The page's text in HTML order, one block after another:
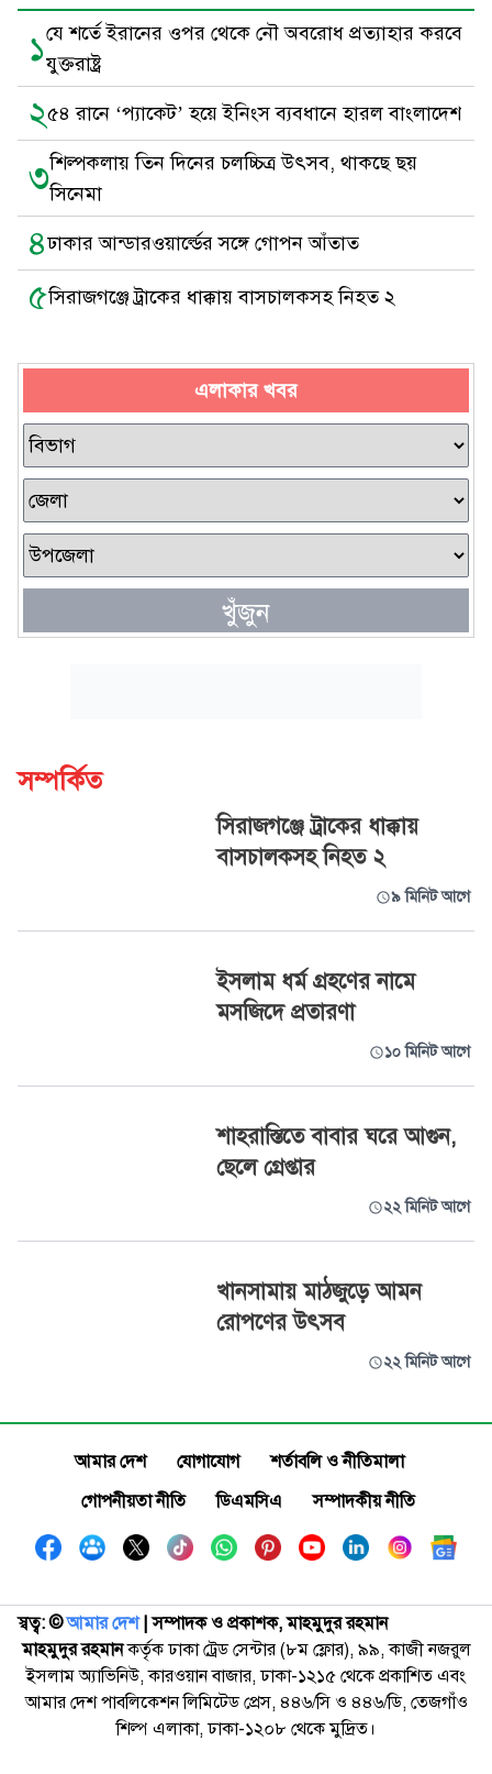
১যে শর্তে ইরানের ওপর থেকে নৌ অবরোধ প্রত্যাহার করবে
যুক্তরাষ্ট্র
২৫৪ রানে ‘প্যাকেট’ হয়ে ইনিংস ব্যবধানে হারল বাংলাদেশ
৩শিল্পকলায় তিন দিনের চলচ্চিত্র উৎসব, থাকছে ছয়
সিনেমা
৪ঢাকার আন্ডারওয়ার্ল্ডের সঙ্গে গোপন আঁতাত
৫সিরাজগঞ্জে ট্রাকের ধাক্কায় বাসচালকসহ নিহত ২
এলাকার খবর
খুঁজুন
সম্পর্কিত
সিরাজগঞ্জে ট্রাকের ধাক্কায়
বাসচালকসহ নিহত ২
৯ মিনিট আগে
ইসলাম ধর্ম গ্রহণের নামে
মসজিদে প্রতারণা
১০ মিনিট আগে
শাহরাস্তিতে বাবার ঘরে আগুন,
ছেলে গ্রেপ্তার
২২ মিনিট আগে
খানসামায় মাঠজুড়ে আমন
রোপণের উৎসব
২২ মিনিট আগে
আমার দেশ যোগাযোগ
শর্তাবলি ও নীতিমালা
গোপনীয়তা নীতি
ডিএমসিএ সম্পাদকীয় নীতি
স্বত্ব: ©️আমার দেশ| সম্পাদক ও প্রকাশক, মাহমুদুর রহমান
মাহমুদুর রহমানকর্তৃক ঢাকা ট্রেড সেন্টার (৮ম ফ্লোর), ৯৯, কাজী নজরুল
ইসলাম অ্যাভিনিউ, কারওয়ান বাজার, ঢাকা-১২১৫ থেকে প্রকাশিত এবং
আমার দেশ পাবলিকেশন লিমিটেড প্রেস, ৪৪৬/সি ও ৪৪৬/ডি, তেজগাঁও
শিল্প এলাকা, ঢাকা-১২০৮ থেকে মুদ্রিত।